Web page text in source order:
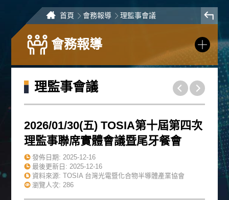
首頁 會務報導 理監事會議
會務報導
理監事會議
2026/01/30(五) TOSIA第十屆第四次
理監事聯席實體會議暨尾牙餐會
發佈日期:2025-12-16
最後更新日:2025-12-16
資料來源: TOSIA 台灣光電暨化合物半導體產業協會
瀏覽人次: 286